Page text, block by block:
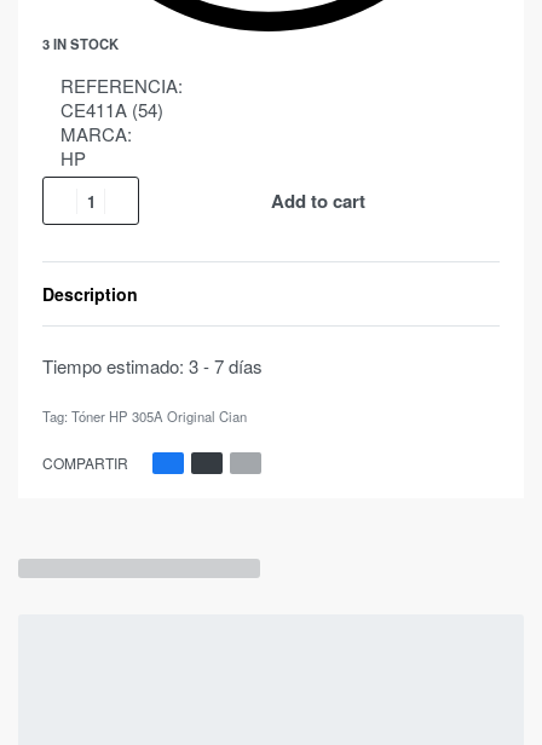
3 IN STOCK
REFERENCIA:
CE411A (54)
MARCA:
HP
Add to cart
Description
Tiempo estimado: 3 - 7 días
Tag: Tóner HP 305A Original Cian
COMPARTIR